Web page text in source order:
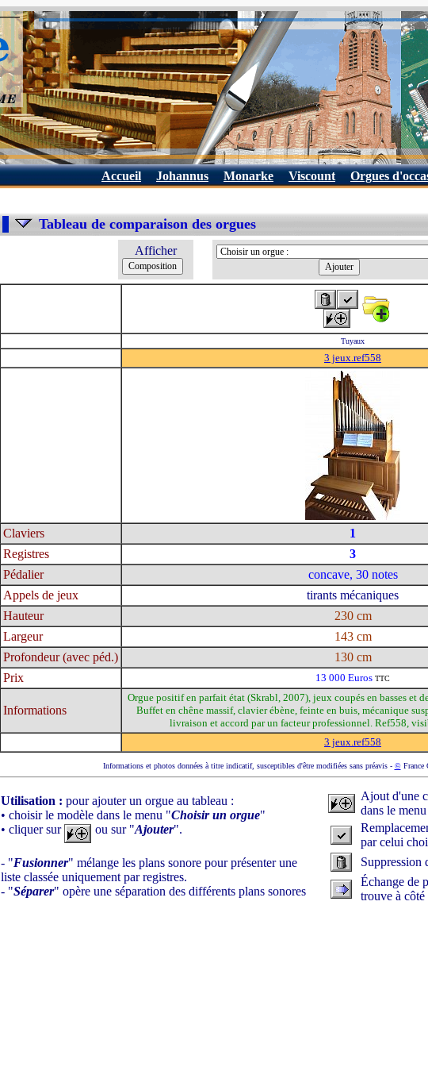
Accueil Johannus Monarke Viscount Orgues
Tableau de comparaison des orgues
Afficher
Tuyaux
3 jeux.ref558
Claviers
1
Registres
3
Pédalier
concave, 30 notes
Appels de jeux
tirants mécaniques
Hauteur
230 cm
Largeur
143 cm
Profondeur (avec péd.)
130 cm
Prix
13 000 Euros TTC
Informations
Orgue positif en parfait état (Skrabl, 2007), jeux coupés en basses et
Buffet en chêne massif, clavier ébène, feinte en buis, mécanique
livraison et accord par un facteur professionnel. Ref558,
3 jeux.ref558
Informations et photos données à titre indicatif, susceptibles d'être modifiées sans préavis - ©France
Utilisation : pour ajouter un orgue au tableau :
• choisir le modèle dans le menu "Choisir un orgue"
• cliquer sur
ou sur "Ajouter".
- "Fusionner" mélange les plans sonore pour présenter une
liste classée uniquement par registres.
- "Séparer" opère une séparation des différents plans sonores
Ajout d'une
dans le menu
par celui
Suppression
Échange de
trouve à côté